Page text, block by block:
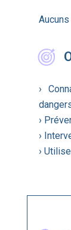
Aucuns
›
›
›
›